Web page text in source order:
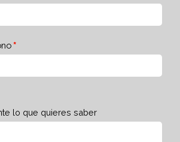
lo que quieres saber